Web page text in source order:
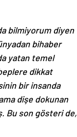
bilmiyorum diyen
bihaber
yatan temel
dikkat
bir insanda
dişe dokunan
Bu son gösteri de,